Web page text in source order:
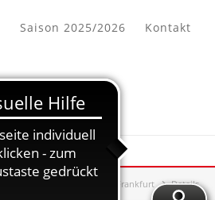
Saison 2025/2026 Kontakt
HHV-Bezirk Wiesbaden/Frankfurt Details